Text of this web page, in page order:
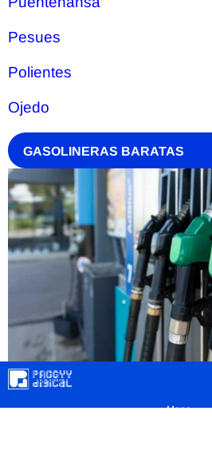
Pesues
Polientes
Ojedo
GASOLINERAS BARATAS
Mapa